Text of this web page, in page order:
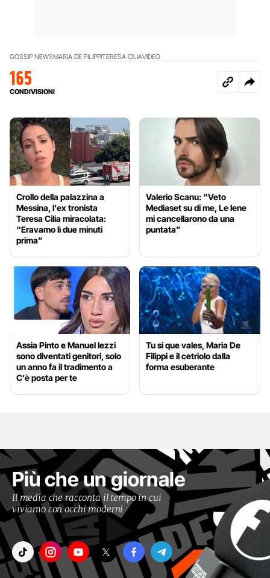
GOSSIP NEWSMARIA DE FILIPPITERESA CILIAVIDEO
165
CONDIVISIONI
Crollo della palazzina a
Messina, l’ex tronista
Teresa Cilia miracolata:
“Eravamo lì due minuti
prima”
Valerio Scanu: “Veto
Mediaset su di me, Le Iene
mi cancellarono da una
puntata”
Assia Pinto e Manuel Iezzi
sono diventati genitori, solo
un anno fa il tradimento a
C’è posta per te
Tu si que vales, Maria De
Filippi e il cetriolo dalla
forma esuberante
Più che un giornale
Il media che racconta il tempo in cui
viviamo con occhi moderni